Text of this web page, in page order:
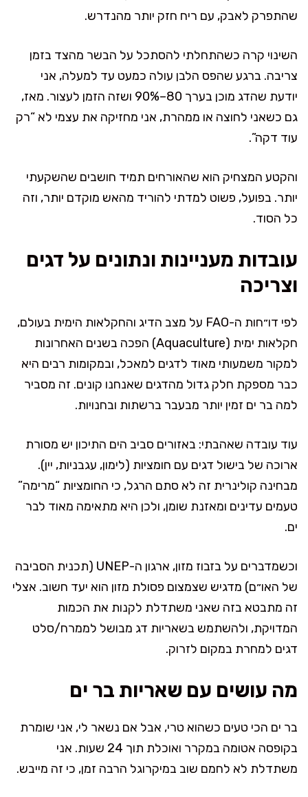
שהתפרק לאבק, עם ריח חזק יותר מהנדרש.
השינוי קרה כשהתחלתי להסתכל על הבשר מהצד בזמן
צריבה. ברגע שהפס הלבן עולה כמעט עד למעלה, אני
יודעת שהדג מוכן בערך 80–90% ושזה הזמן לעצור. מאז,
גם כשאני לחוצה או ממהרת, אני מחזיקה את עצמי לא “רק
עוד דקה”.
והקטע המצחיק הוא שהאורחים תמיד חושבים שהשקעתי
יותר. בפועל, פשוט למדתי להוריד מהאש מוקדם יותר, וזה
כל הסוד.
עובדות מעניינות ונתונים על דגים
וצריכה
לפי דו״חות ה-FAO על מצב הדיג והחקלאות הימית בעולם,
חקלאות ימית (Aquaculture) הפכה בשנים האחרונות
למקור משמעותי מאוד לדגים למאכל, ובמקומות רבים היא
כבר מספקת חלק גדול מהדגים שאנחנו קונים. זה מסביר
למה בר ים זמין יותר מבעבר ברשתות ובחנויות.
עוד עובדה שאהבתי: באזורים סביב הים התיכון יש מסורת
ארוכה של בישול דגים עם חומציות (לימון, עגבניות, יין).
מבחינה קולינרית זה לא סתם הרגל, כי החומציות “מרימה”
טעמים עדינים ומאזנת שומן, ולכן היא מתאימה מאוד לבר
ים.
וכשמדברים על בזבוז מזון, ארגון ה-UNEP (תכנית הסביבה
של האו״ם) מדגיש שצמצום פסולת מזון הוא יעד חשוב. אצלי
זה מתבטא בזה שאני משתדלת לקנות את הכמות
המדויקת, ולהשתמש בשאריות דג מבושל לממרח/סלט
דגים למחרת במקום לזרוק.
מה עושים עם שאריות בר ים
בר ים הכי טעים כשהוא טרי, אבל אם נשאר לי, אני שומרת
בקופסה אטומה במקרר ואוכלת תוך 24 שעות. אני
משתדלת לא לחמם שוב במיקרוגל הרבה זמן, כי זה מייבש.